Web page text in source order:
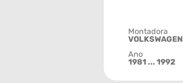
Montadora
VOLKSWAGEN
Ano
1981 ... 1992